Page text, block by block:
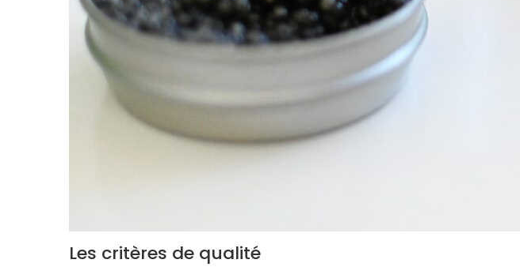
Les critères de qualité